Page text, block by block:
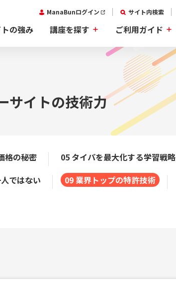
ManaBunログイン サイト内検索
の強み 講座を探す ご利用ガイド
サイトの技術力
格の秘密
05 タイパを最大化する学習戦略
ではない
09 業界トップの特許技術